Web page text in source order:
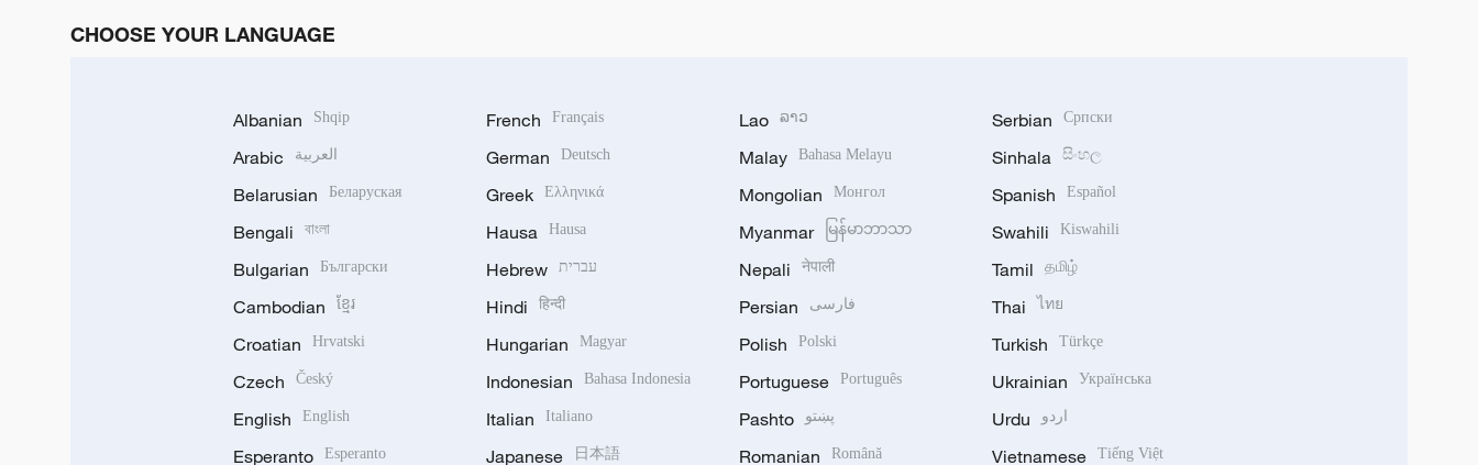
CHOOSE YOUR LANGUAGE
Albanian Shqip
Arabic العربية
Belarusian Беларуская
Bengali বাংলা
Bulgarian Български
Cambodian ខ្មែរ
Croatian Hrvatski
Czech Český
English English
Esperanto Esperanto
French Français
German Deutsch
Greek Ελληνικά
Hausa Hausa
Hebrew עברית
Hindi हिन्दी
Hungarian Magyar
Indonesian Bahasa Indonesia
Italian Italiano
Japanese 日本語
Lao ລາວ
Malay Bahasa Melayu
Mongolian Монгол
Myanmar မြန်မာဘာသာ
Nepali नेपाली
Persian فارسی
Polish Polski
Portuguese Português
Pashto پښتو
Romanian Română
Serbian Српски
Sinhala සිංහල
Spanish Español
Swahili Kiswahili
Tamil தமிழ்
Thai ไทย
Turkish Türkçe
Ukrainian Українська
Urdu اردو
Vietnamese Tiếng Việt